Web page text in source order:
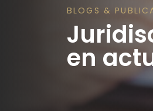
BLOGS &
en